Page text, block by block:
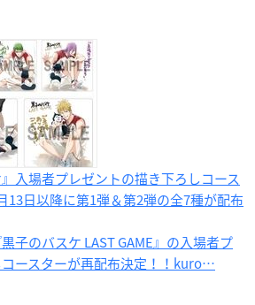
入場者プレゼントの描き下ろしコース
13日以降に第1弾＆第2弾の全7種が配布
子のバスケ LAST GAME』の入場者プ
ースターが再配布決定！！kuro…